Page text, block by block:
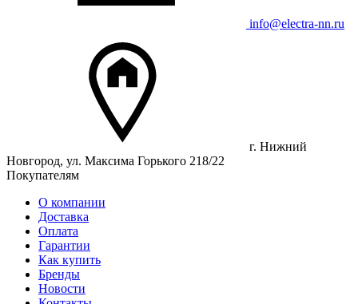
info@electra-nn.ru
г. Нижний
Новгород, ул. Максима Горького 218/22
Покупателям
О компании
Доставка
Оплата
Гарантии
Как купить
Бренды
Новости